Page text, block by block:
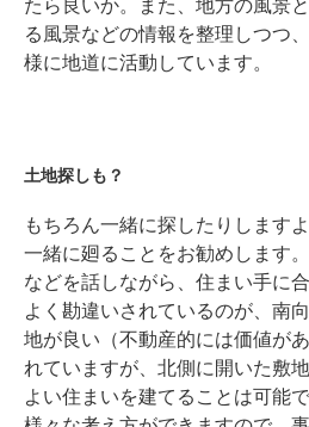
たら良いか。また、地方の風景
る風景などの情報を整理しつつ
様に地道に活動しています。
土地探しも？
もちろん一緒に探したりします
一緒に廻ることをお勧めします
などを話しながら、住まい手に
よく勘違いされているのが、南
地が良い（不動産的には価値が
れていますが、北側に開いた敷
よい住まいを建てることは可能